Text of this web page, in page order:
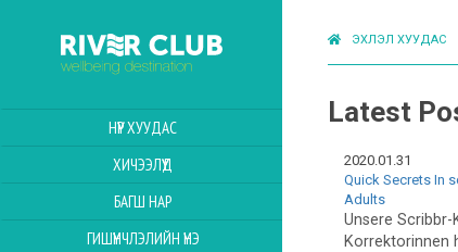
НҮҮР ХУУДАС
ХИЧЭЭЛҮҮД
БАГШ НАР
ГИШҮҮНЧЛЭЛИЙН ҮНЭ
ЭХЛЭЛ ХУУДАС
Latest
2020.01.31
Quick Secrets In
Adults
Unsere
Korrektorinnen